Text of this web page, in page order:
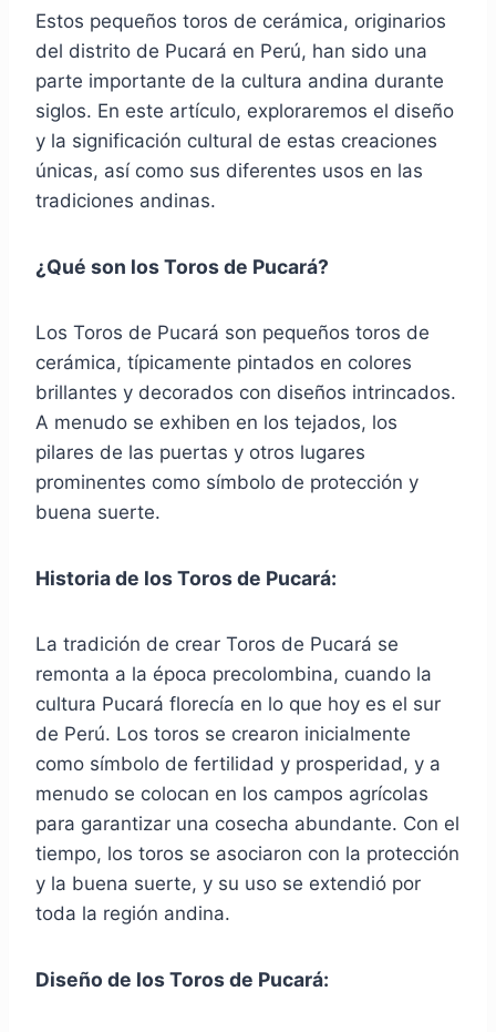
Estos pequeños toros de cerámica, originarios
del distrito de Pucará en Perú, han sido una
parte importante de la cultura andina durante
siglos. En este artículo, exploraremos el diseño
y la significación cultural de estas creaciones
únicas, así como sus diferentes usos en las
tradiciones andinas.
¿Qué son los Toros de Pucará?
Los Toros de Pucará son pequeños toros de
cerámica, típicamente pintados en colores
brillantes y decorados con diseños intrincados.
A menudo se exhiben en los tejados, los
pilares de las puertas y otros lugares
prominentes como símbolo de protección y
buena suerte.
Historia de los Toros de Pucará:
La tradición de crear Toros de Pucará se
remonta a la época precolombina, cuando la
cultura Pucará florecía en lo que hoy es el sur
de Perú. Los toros se crearon inicialmente
como símbolo de fertilidad y prosperidad, y a
menudo se colocan en los campos agrícolas
para garantizar una cosecha abundante. Con el
tiempo, los toros se asociaron con la protección
y la buena suerte, y su uso se extendió por
toda la región andina.
Diseño de los Toros de Pucará: